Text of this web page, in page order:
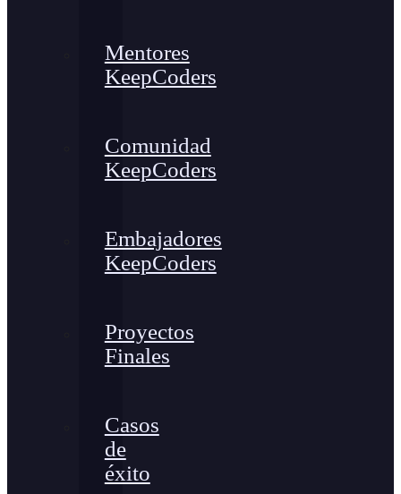
Mentores
KeepCoders
Comunidad
KeepCoders
Embajadores
KeepCoders
Proyectos
Finales
Casos
de
éxito